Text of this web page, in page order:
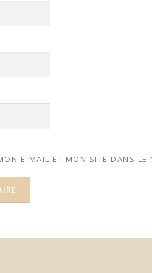
E-MAIL ET MON SITE DANS